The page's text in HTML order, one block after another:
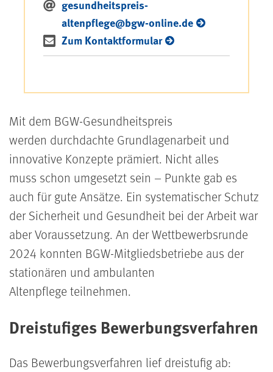
gesundheitspreis-
altenpflege@bgw-online.de
Zum Kontaktformular
Mit dem BGW-Gesundheitspreis
werden durchdachte Grundlagenarbeit und
innovative Konzepte prämiert. Nicht alles
muss schon umgesetzt sein – Punkte gab es
auch für gute Ansätze. Ein systematischer Schutz
der Sicherheit und Gesundheit bei der Arbeit war
aber Voraussetzung. An der Wettbewerbsrunde
2024 konnten BGW-Mitgliedsbetriebe aus der
stationären und ambulanten
Altenpflege teilnehmen.
Dreistufiges Bewerbungsverfahren
Das Bewerbungsverfahren lief dreistufig ab: